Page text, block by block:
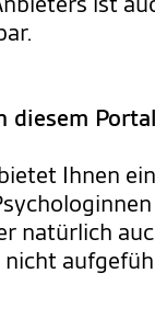
diesem
Ihnen
natürlich
nicht